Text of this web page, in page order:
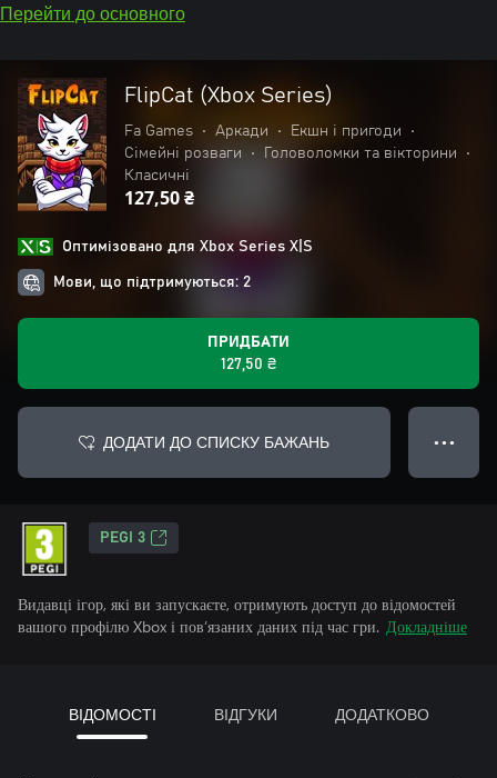
Перейти до основного
FlipCat (Xbox Series)
Fa Games • Аркади • Екшн і пригоди
•
Сімейні розваги
• Головоломки та вікторини
•
Класичні
127,50 ₴
Оптимізовано для Xbox Series X|S
Мови, що підтримуються: 2
ПРИДБАТИ
127,50 ₴
ДОДАТИ ДО СПИСКУ БАЖАНЬ ● ● ●
PEGI 3
Видавці ігор, які ви запускаєте, отримують доступ до відомостей
вашого профілю Xbox і пов’язаних даних під час гри. Докладніше
ВІДОМОСТІ ВІДГУКИ ДОДАТКОВО